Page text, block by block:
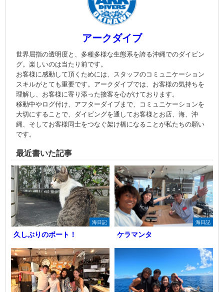
アークダイブ
世界屈指の透明度と、多種多様な生態系を誇る沖縄でのダイビン
グ。楽しいのは当たり前です。
お客様に感動して頂くためには、スタッフのコミュニケーション
スキルがとても重要です。アークダイブでは、お客様の気持ちを
理解し、お客様に寄り添った接客を心がけております。
移動中やログ付け、アフターダイブまで、コミュニケーションを
大切にすることで、ダイビングを通してお客様とお店、海、沖
縄、そしてお客様同士をつなぐ架け橋になることが私たちの願い
です。
最近書いた記事
海日記
久しぶりのボート！
海日記
ケラマンタ